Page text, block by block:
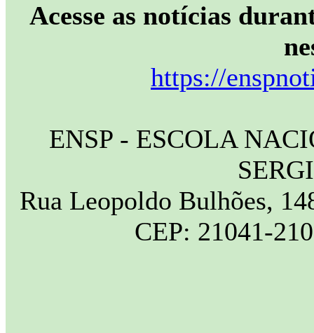
Acesse as notícias
https://
ENSP - ESCOLA
Rua Leopoldo Bulhões,
CEP: 21041-